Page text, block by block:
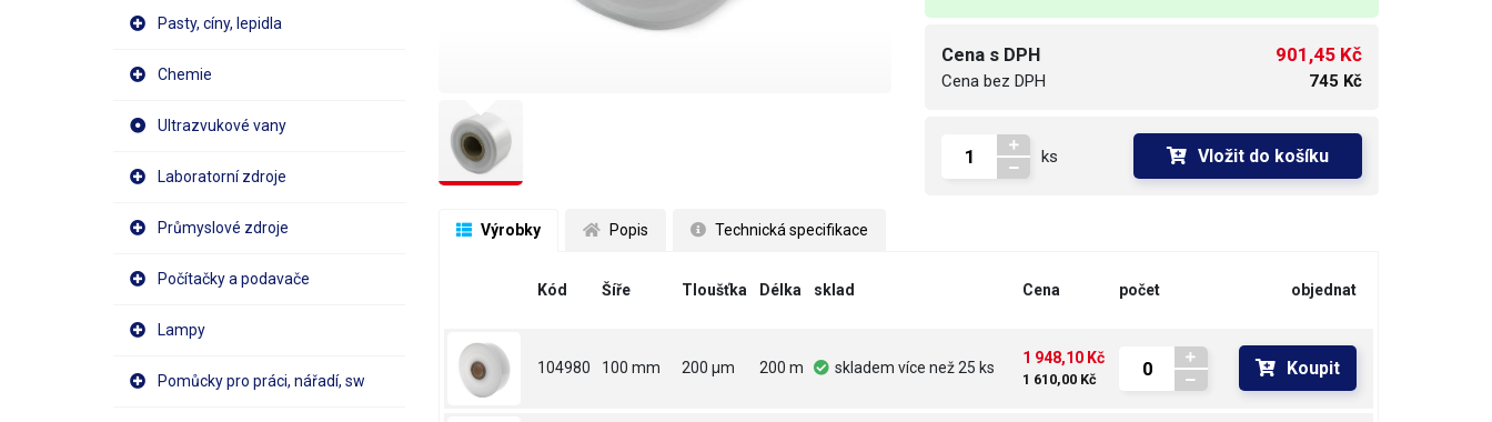
Pasty, cíny, lepidla
Chemie
Ultrazvukové vany
Laboratorní zdroje
Průmyslové zdroje
Počítačky a podavače
Lampy
Pomůcky pro práci, nářadí, sw
Cena s DPH
Cena bez DPH
901,45 Kč
745 Kč
ks Vložit do košíku
Výrobky Popis Technická specifikace
Kód Šíře Tloušťka Délka sklad Cena počet objednat
104980 100 mm 200 µm 200 m skladem více než 25 ks
1 948,10 Kč
1 610,00 Kč
Koupit